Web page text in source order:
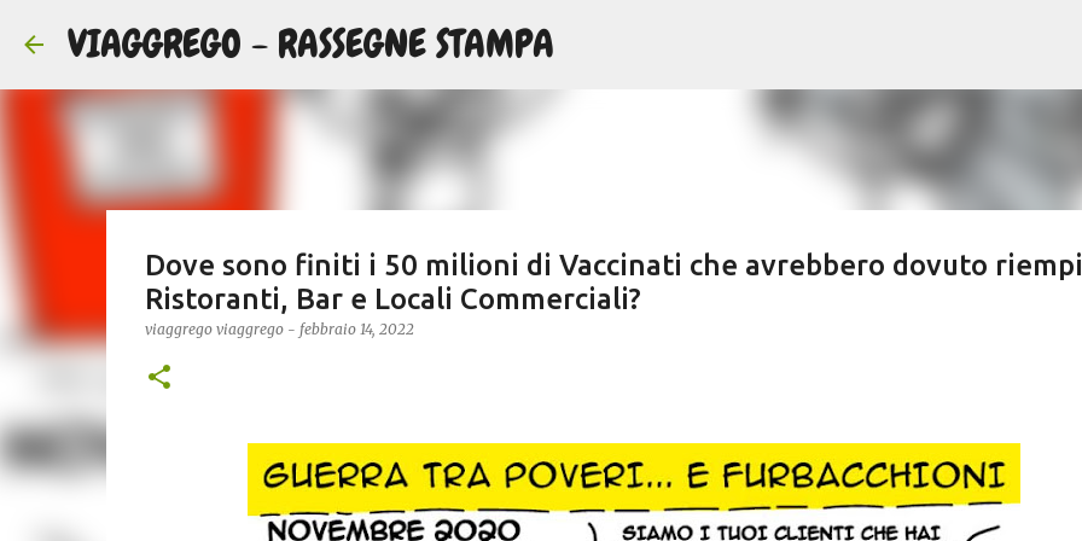
VIAGGREGO - RASSEGNE STAMPA
Dove sono finiti i 50 milioni di Vaccinati che avrebbero dovuto
Ristoranti, Bar e Locali Commerciali?
viaggrego viaggrego - febbraio 14, 2022